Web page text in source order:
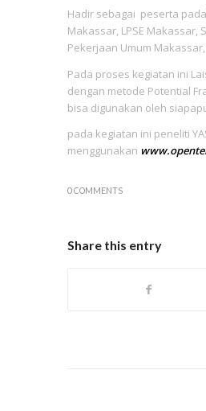
Hadir sebagai peserta
Makassar, LPSE
Pekerjaan Umum
Pada proses kegiatan ini
dengan metode Potential
bisa digunakan oleh
pada kegiatan ini peneliti
menggunakan
0 COMMENTS
Share this entry